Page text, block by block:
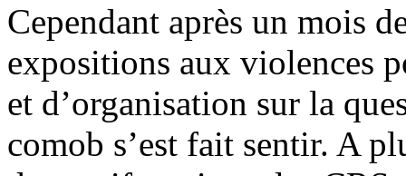
Cependant après un mois
expositions aux violences
et d’organisation sur la
comob s’est fait sentir. A